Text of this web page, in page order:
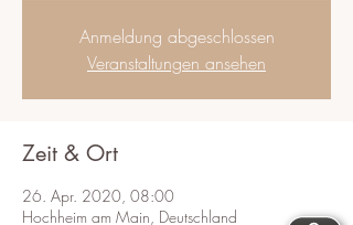
Anmeldung abgeschlossen
Veranstaltungen ansehen
Zeit & Ort
26. Apr. 2020, 08:00
Hochheim am Main, Deutschland